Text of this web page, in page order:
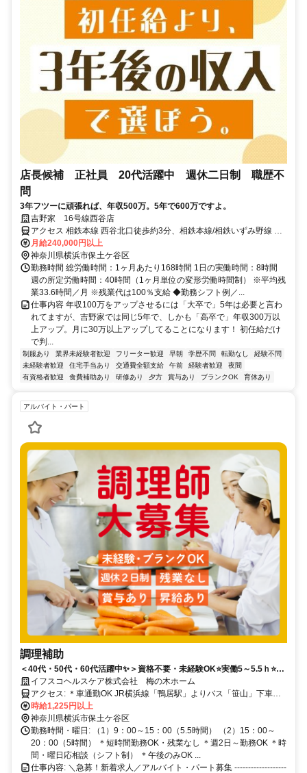
店長候補 正社員 20代活躍中 週休二日制 職歴不
問
3年フツーに頑張れば、年収500万。5年で600万ですよ。
吉野家 16号線西谷店
アクセス 相鉄本線 西谷北口徒歩約3分、相鉄本線/相鉄いずみ野線 鶴
ヶ峰南口徒歩約21分、相鉄本線 上星川南口徒歩約25分 ※エリア限定
採用を実施しております。基本的に転居は発生しません。 ※配属店
舗は人員状況により決定します。
月給240,000円以上
神奈川県横浜市保土ケ谷区
勤務時間 総労働時間：1ヶ月あたり168時間 1日の実働時間：8時間
週の所定労働時間：40時間（1ヶ月単位の変形労働時間制） ※平均残
業33.6時間／月 ※残業代は100％支給 ◆勤務シフト例／...
仕事内容 年収100万をアップさせるには「大卒で」5年は必要と言わ
れてますが、吉野家では同じ5年で、しかも「高卒で」年収300万以
上アップ。月に30万以上アップしてることになります！ 初任給だけ
で判...
制服あり 業界未経験者歓迎 フリーター歓迎 早朝 学歴不問 転勤なし
経験不問
未経験者歓迎
住宅手当あり 交通費全額支給 午前 経験者歓迎
夜間
有資格者歓迎
食費補助あり 研修あり 夕方 賞与あり ブランクOK 育休あり
アルバイト・パート
調理補助
＜40代・50代・60代活躍中✨＞資格不要・未経験OK⭐️実働5～5.5ｈ⭐️週
2日～OK⭐️車通勤OK⭐残業なし⭐️Wワークや扶養内などOK⭐️
イフスコヘルスケア株式会社 梅の木ホーム
アクセス: ＊車通勤OK JR横浜線「鴨居駅」よりバス「笹山」下車徒
歩3分 ＊「鴨居駅」より市営バス「笹山団地」行き乗車約5分 ＊JR横
浜駅西口より市営バス「笹山団地」行き乗車約30分、 「上菅田町」
下車徒歩5分も可 ＊「新横浜駅」から電車6分、「菊名駅」から電車7
分、 「長津田駅」から電車12分、「町田駅」から電車20分 ＊横浜市
緑区/旭区/神奈川区/都筑区など 近隣エリアから通う方も活躍中
時給1,225円以上
神奈川県横浜市保土ケ谷区
勤務時間・曜日: （1）9：00～15：00（5.5時間） （2）15：00～
20：00（5時間） ＊短時間勤務OK・残業なし ＊週2日～勤務OK ＊時
間・曜日応相談（シフト制） ＊午後のみOK ...
仕事内容: ＼急募！新着求人／アルバイト・パート募集 -------------------